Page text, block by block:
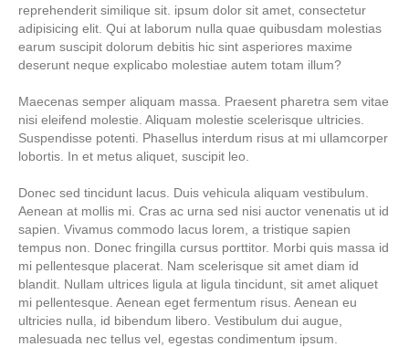
reprehenderit similique sit. ipsum dolor sit amet, consectetur
adipisicing elit. Qui at laborum nulla quae quibusdam molestias
earum suscipit dolorum debitis hic sint asperiores maxime
deserunt neque explicabo molestiae autem totam illum?
Maecenas semper aliquam massa. Praesent pharetra sem vitae
nisi eleifend molestie. Aliquam molestie scelerisque ultricies.
Suspendisse potenti. Phasellus interdum risus at mi ullamcorper
lobortis. In et metus aliquet, suscipit leo.
Donec sed tincidunt lacus. Duis vehicula aliquam vestibulum.
Aenean at mollis mi. Cras ac urna sed nisi auctor venenatis ut id
sapien. Vivamus commodo lacus lorem, a tristique sapien
tempus non. Donec fringilla cursus porttitor. Morbi quis massa id
mi pellentesque placerat. Nam scelerisque sit amet diam id
blandit. Nullam ultrices ligula at ligula tincidunt, sit amet aliquet
mi pellentesque. Aenean eget fermentum risus. Aenean eu
ultricies nulla, id bibendum libero. Vestibulum dui augue,
malesuada nec tellus vel, egestas condimentum ipsum.